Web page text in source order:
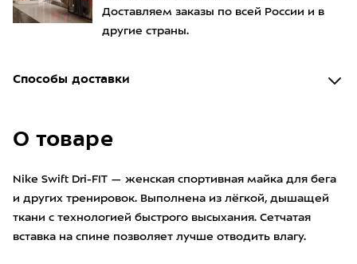
Доставляем заказы по всей России и в
другие страны.
Способы доставки
О товаре
Nike Swift Dri-FIT — женская спортивная майка для бега
и других тренировок. Выполнена из лёгкой, дышащей
ткани с технологией быстрого высыхания. Сетчатая
вставка на спине позволяет лучше отводить влагу.